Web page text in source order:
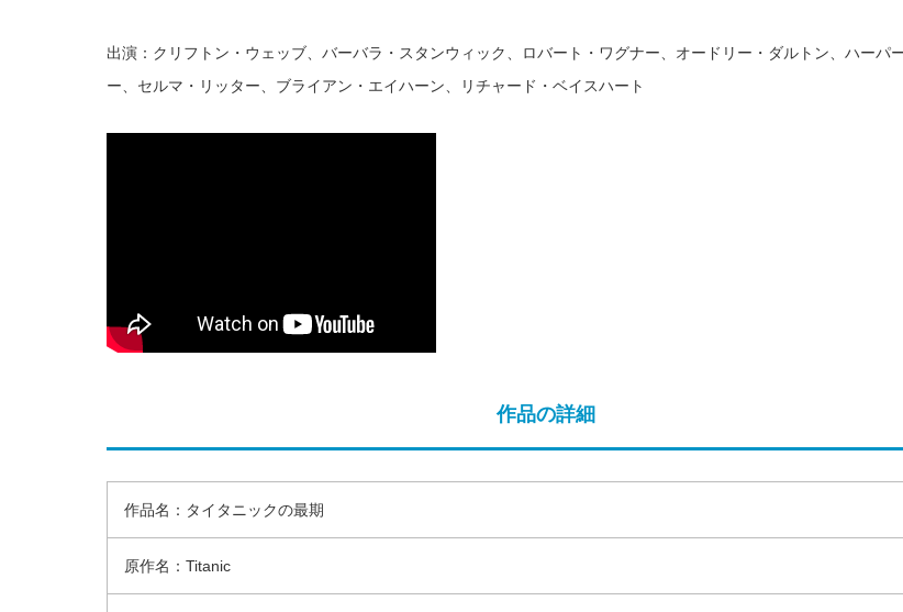
出演：クリフトン・ウェッブ、バーバラ・スタンウィック、ロバート・ワグナー、オードリー・ダルトン、ハーパ
ー、セルマ・リッター、ブライアン・エイハーン、リチャード・ベイスハート
作品の詳細
作品名：タイタニックの最期
原作名：Titanic